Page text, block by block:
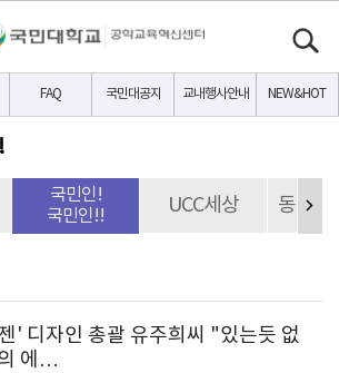
FAQ 국민대공지 교내행사안내 NEW&HOT
국민인!
국민인!!
UCC세상 동문
' 디자인 총괄 유주희씨 "있는듯 없
에…